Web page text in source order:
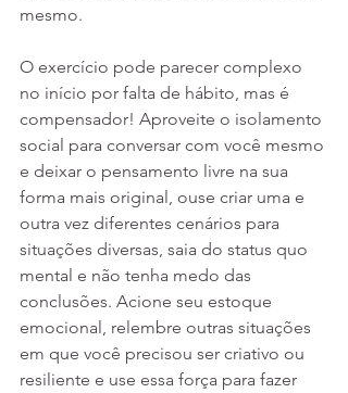
mesmo.
O exercício pode parecer complexo
no início por falta de hábito, mas é
compensador! Aproveite o isolamento
social para conversar com você mesmo
e deixar o pensamento livre na sua
forma mais original, ouse criar uma e
outra vez diferentes cenários para
situações diversas, saia do status quo
mental e não tenha medo das
conclusões. Acione seu estoque
emocional, relembre outras situações
em que você precisou ser criativo ou
resiliente e use essa força para fazer